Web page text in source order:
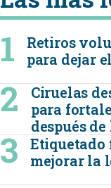
Retiros
para dejar
Ciruelas
para
después de
Etiquetado
mejorar la